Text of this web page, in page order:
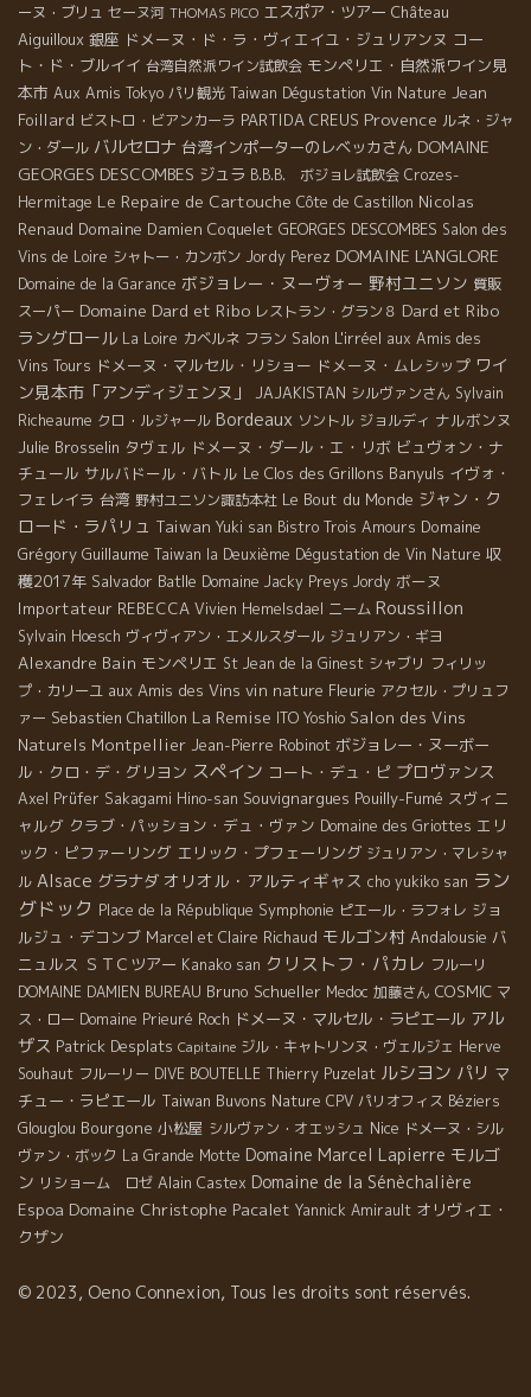
ーヌ・ブリュ セーヌ河 THOMAS PICO エスポア・ツアー Château
Aiguilloux 銀座 ドメーヌ・ド・ラ・ヴィエイユ・ジュリアンヌ コー
ト・ド・ブルイイ 台湾自然派ワイン試飲会 モンペリエ・自然派ワイン見
本市 Aux Amis Tokyo パリ観光 Taiwan Dégustation Vin Nature Jean
Foillard ビストロ・ビアンカーラ PARTIDA CREUS Provence ルネ・ジャ
ン・ダール バルセロナ 台湾インポーターのレベッカさん DOMAINE
GEORGES DESCOMBES ジュラ B.B.B. ボジョレ試飲会 Crozes-
Hermitage Le Repaire de Cartouche Côte de Castillon Nicolas
Renaud Domaine Damien Coquelet GEORGES DESCOMBES Salon des
Vins de Loire シャトー・カンボン Jordy Perez DOMAINE L'ANGLORE
Domaine de la Garance ボジョレー・ヌーヴォー 野村ユニソン 質販
スーパー Domaine Dard et Ribo レストラン・グラン８ Dard et Ribo
ラングロール La Loire カベルネ フラン Salon L'irréel aux Amis des
Vins Tours ドメーヌ・マルセル・リショー ドメーヌ・ムレシップ ワイ
ン見本市「アンディジェンヌ」
JAJAKISTAN シルヴァンさん Sylvain
Richeaume クロ・ルジャール Bordeaux ソントル ジョルディ ナルボンヌ
Julie Brosselin タヴェル ドメーヌ・ダール・エ・リボ ビュヴォン・ナ
チュール サルバドール・バトル Le Clos des Grillons Banyuls イヴォ・
フェレイラ 台湾 野村ユニソン諏訪本社 Le Bout du Monde ジャン・ク
ロード・ラパリュ Taiwan Yuki san Bistro Trois Amours Domaine
Grégory Guillaume Taiwan la Deuxième Dégustation de Vin Nature 収
穫2017年 Salvador Batlle Domaine Jacky Preys Jordy ボーヌ
Importateur REBECCA Vivien Hemelsdael ニーム Roussillon
Sylvain Hoesch ヴィヴィアン・エメルスダール ジュリアン・ギヨ
Alexandre Bain モンペリエ St Jean de la Ginest シャブリ フィリッ
プ・カリーユ aux Amis des Vins vin nature Fleurie アクセル・プリュフ
ァー Sebastien Chatillon La Remise ITO Yoshio Salon des Vins
Naturels Montpellier Jean-Pierre Robinot ボジョレー・ヌーボー
ル・クロ・デ・グリヨン スペイン コート・デュ・ピ プロヴァンス
Axel Prüfer Sakagami Hino-san Souvignargues Pouilly-Fumé スヴィニ
ャルグ クラブ・パッション・デュ・ヴァン Domaine des Griottes エリ
ック・ピファーリング エリック・プフェーリング ジュリアン・マレシャ
ル Alsace グラナダ オリオル・アルティギャス cho yukiko san ラン
グドック Place de la République Symphonie ピエール・ラフォレ ジョ
ルジュ・デコンブ Marcel et Claire Richaud モルゴン村 Andalousie バ
ニュルス ＳＴＣツアー Kanako san クリストフ・パカレ フルーリ
DOMAINE DAMIEN BUREAU Bruno Schueller Medoc 加藤さん COSMIC マ
ス・ロー Domaine Prieuré Roch ドメーヌ・マルセル・ラピエール アル
ザス Patrick Desplats Capitaine ジル・キャトリンヌ・ヴェルジェ Herve
Souhaut フルーリー DIVE BOUTELLE Thierry Puzelat ルシヨン パリ マ
チュー・ラピエール Taiwan Buvons Nature CPV パリオフィス Béziers
Glouglou Bourgone 小松屋 シルヴァン・オエッシュ Nice ドメーヌ・シル
ヴァン・ボック La Grande Motte Domaine Marcel Lapierre モルゴ
ン リショーム ロゼ Alain Castex Domaine de la Sénèchalière
Espoa Domaine Christophe Pacalet Yannick Amirault オリヴィエ・
クザン
© 2023, Oeno Connexion, Tous les droits sont réservés.